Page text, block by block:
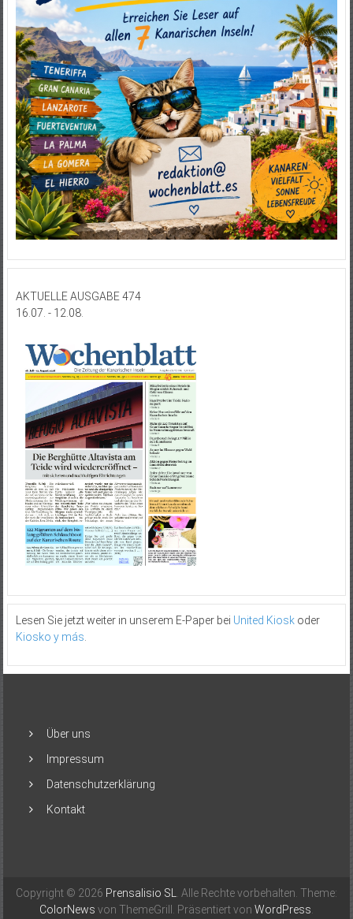
AKTUELLE AUSGABE 474
16.07. - 12.08.
Lesen Sie jetzt weiter in unserem E-Paper bei United Kioskoder
Kiosko y más.
Über uns
Impressum
Datenschutzerklärung
Kontakt
Copyright © 2026 Prensalisio SL. Alle Rechte vorbehalten. Theme:
ColorNews von ThemeGrill. Präsentiert von WordPress.